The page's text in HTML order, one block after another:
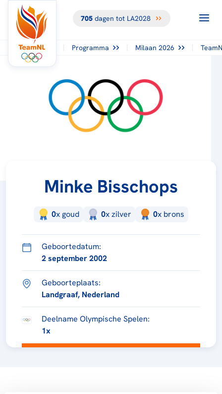
705dagen tot LA2028
Programma Milaan 2026
Minke Bisschops
0x goud 0xzilver 0x brons
Geboortedatum:
2 september 2002
Geboorteplaats:
Landgraaf, Nederland
Deelname Olympische Spelen:
1x